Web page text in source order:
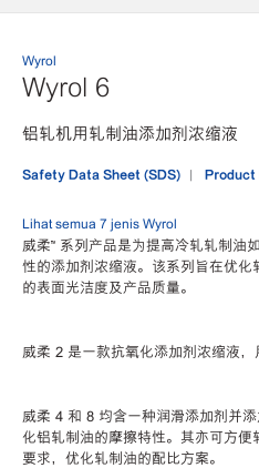
Wyrol
Wyrol 6
铝轧机用轧制油添加剂浓缩液
Safety Data Sheet (SDS) Product
Lihat semua 7 jenis Wyrol
威柔™ 系列产品是为提高冷轧轧制油
性的添加剂浓缩液。该系列旨在优
的表面光洁度及产品质量。
威柔 2 是一款抗氧化添加剂浓缩液，
威柔 4 和 8 均含一种润滑添加剂并
化铝轧制油的摩擦特性。其亦可方
要求，优化轧制油的配比方案。